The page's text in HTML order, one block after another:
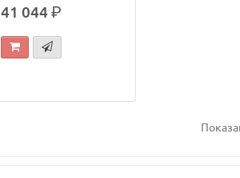
41 044р.